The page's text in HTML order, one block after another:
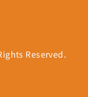
Reserved.